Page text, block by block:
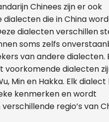
Chinees zijn er ook
dialecten die in China
dialecten verschillen
soms zelfs
van andere dialecten.
voorkomende dialecten
Min en Hakka. Elk
kenmerken en wordt
regio’s van